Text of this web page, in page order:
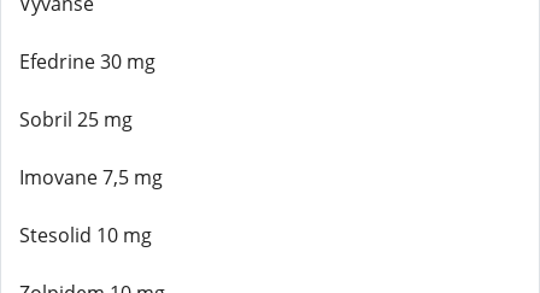
Efedrine 30 mg
Sobril 25 mg
Imovane 7,5 mg
Stesolid 10 mg